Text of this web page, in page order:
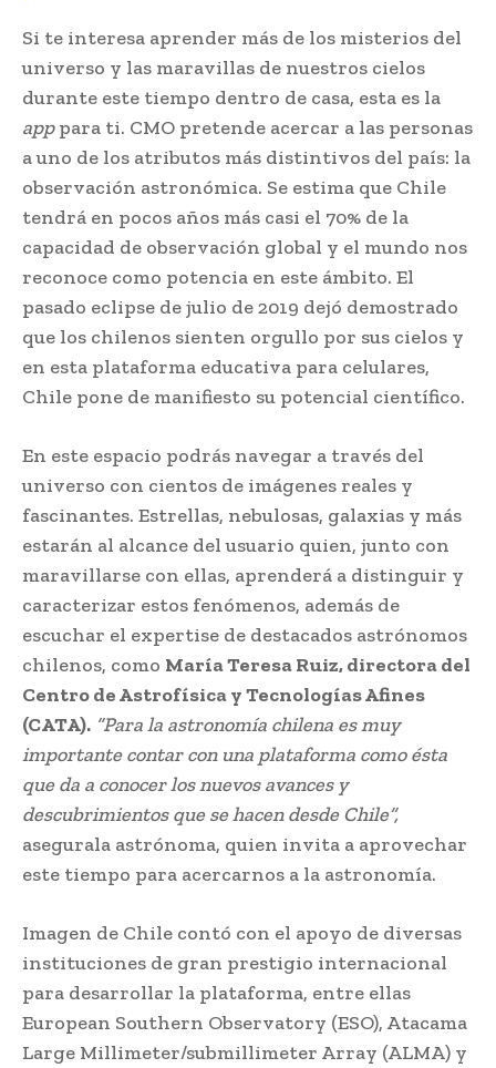
Si te interesa aprender más de los misterios del
universo y las maravillas de nuestros cielos
durante este tiempo dentro de casa, esta es la
apppara ti. CMO pretende acercar a las personas
a uno de los atributos más distintivos del país: la
observación astronómica. Se estima que Chile
tendrá en pocos años más casi el 70% de la
capacidad de observación global y el mundo nos
reconoce como potencia en este ámbito. El
pasado eclipse de julio de 2019 dejó demostrado
que los chilenos sienten orgullo por sus cielos y
en esta plataforma educativa para celulares,
Chile pone de manifiesto su potencial científico.
En este espacio podrás navegar a través del
universo con cientos de imágenes reales y
fascinantes. Estrellas, nebulosas, galaxias y más
estarán al alcance del usuario quien, junto con
maravillarse con ellas, aprenderá a distinguir y
caracterizar estos fenómenos, además de
escuchar el expertise de destacados astrónomos
chilenos, como María Teresa Ruiz, directora del
Centro de Astrofísica y Tecnologías Afines
(CATA). “Para la astronomía chilena es muy
importante contar con una plataforma como ésta
que da a conocer los nuevos avances y
descubrimientos que se hacen desde Chile”,
asegurala astrónoma, quien invita a aprovechar
este tiempo para acercarnos a la astronomía.
Imagen de Chile contó con el apoyo de diversas
instituciones de gran prestigio internacional
para desarrollar la plataforma, entre ellas
European Southern Observatory (ESO), Atacama
Large Millimeter/submillimeter Array (ALMA) y